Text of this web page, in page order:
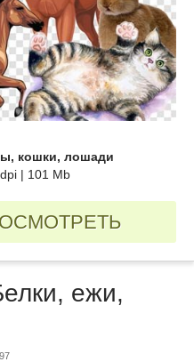
кошки, лошади
| 101 Mb
ежи,